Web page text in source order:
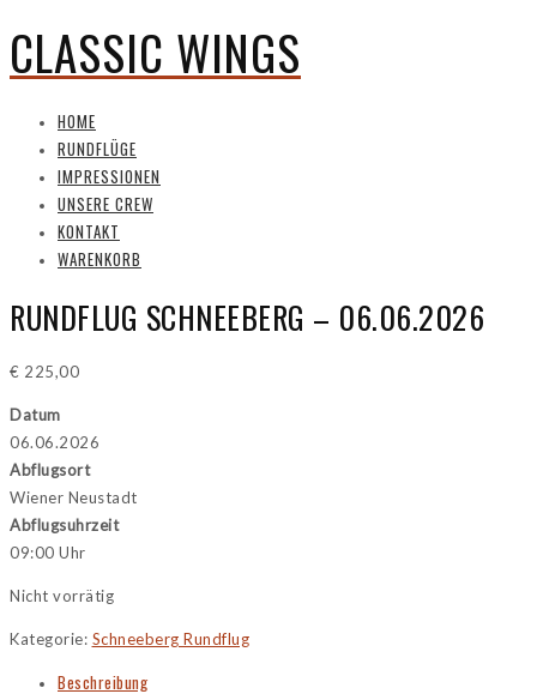
CLASSIC WINGS
HOME
RUNDFLÜGE
IMPRESSIONEN
UNSERE CREW
KONTAKT
WARENKORB
RUNDFLUG SCHNEEBERG – 06.06.2026
€ 225,00
Datum
06.06.2026
Abflugsort
Wiener Neustadt
Abflugsuhrzeit
09:00 Uhr
Nicht vorrätig
Kategorie: Schneeberg Rundflug
Beschreibung